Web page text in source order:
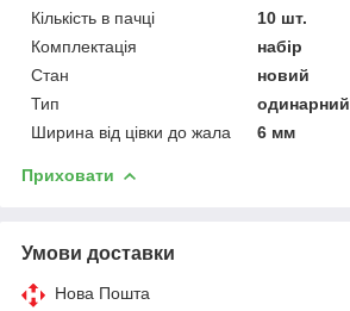
Кількість в пачці
10 шт.
Комплектація
набір
Стан
новий
Тип
одинарний
Ширина від цівки до жала
6 мм
Приховати
Умови доставки
Нова Пошта